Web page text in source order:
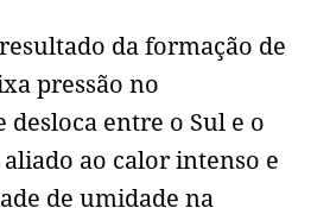
da formação de
pressão no
desloca entre o Sul e o
ao calor intenso e
de umidade na